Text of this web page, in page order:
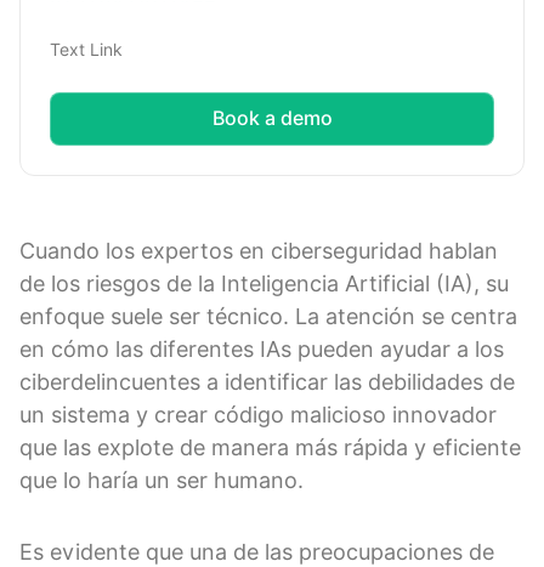
Text Link
Book a demo
Cuando los expertos en ciberseguridad hablan
de los riesgos de la Inteligencia Artificial (IA), su
enfoque suele ser técnico. La atención se centra
en cómo las diferentes IAs pueden ayudar a los
ciberdelincuentes a identificar las debilidades de
un sistema y crear código malicioso innovador
que las explote de manera más rápida y eficiente
que lo haría un ser humano.
Es evidente que una de las preocupaciones de